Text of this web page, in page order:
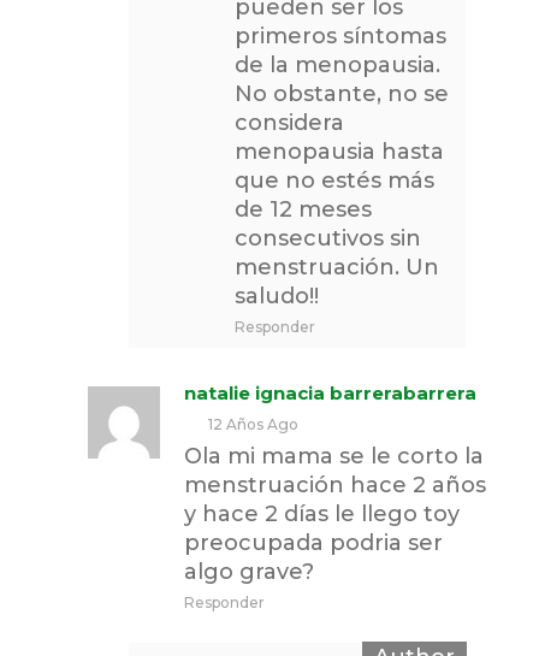
pueden ser los
primeros síntomas
de la menopausia.
No obstante, no se
considera
menopausia hasta
que no estés más
de 12 meses
consecutivos sin
menstruación. Un
saludo!!
Responder
natalie ignacia barrerabarrera
12 Años Ago
Ola mi mama se le corto la
menstruación hace 2 años
y hace 2 días le llego toy
preocupada podria ser
algo grave?
Responder